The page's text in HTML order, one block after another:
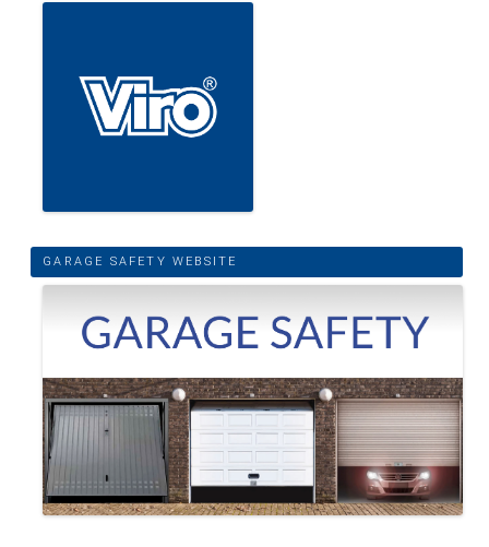
GARAGE SAFETY WEBSITE